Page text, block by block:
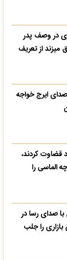
در وصف پدر
از تعریف
دهه 50 با صدای ایرج خواجه
قضاوت کردند،
الماسی را
با صدای رسا در
بازاری را جلب